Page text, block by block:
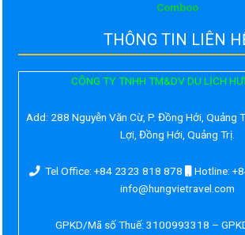
Comboo
THÔNG TIN LIÊN
CÔNG TY TNHH TM&DV DU LỊCH
Add: 288 Nguyễn Văn Cừ, P. Đồng Hới, Quảng
Lợi, Đồng Hới, Quảng Trị.
Tel Office: +84 2323 818 878
Hotline:
info@hungvietravel.com
GPKD/Mã số Thuế: 3100993318 –